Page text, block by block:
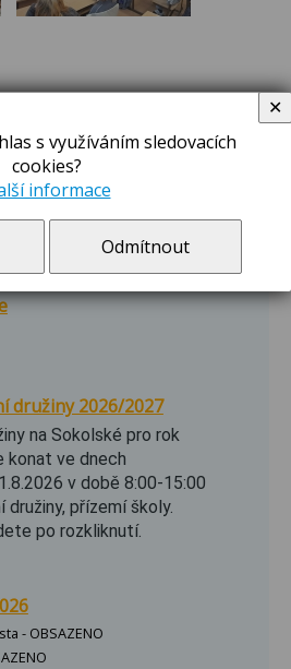
družiny 2026/2027
na Sokolské pro rok
konat ve dnech
v době 8:00-15:00
družiny, přízemí školy.
po rozkliknutí.
- OBSAZENO
s využíváním sledovacích
cookies?
informace
Odmítnout
✕